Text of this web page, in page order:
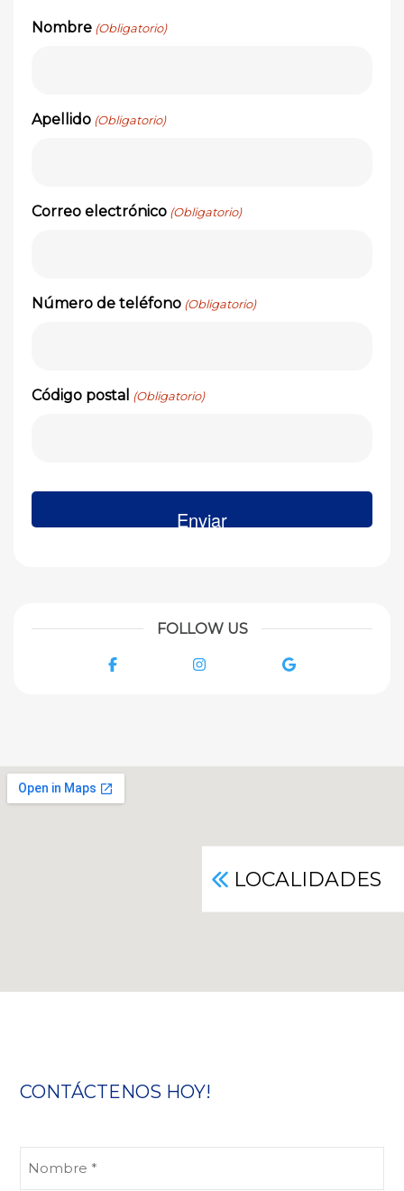
Nombre (Obligatorio)
Apellido (Obligatorio)
Correo electrónico (Obligatorio)
Número de teléfono (Obligatorio)
Código postal (Obligatorio)
FOLLOW US
Facebook Instagram Google
LOCALIDADES
CONTÁCTENOS HOY!